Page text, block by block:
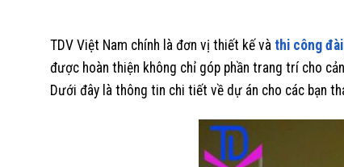
TDV Việt Nam chính là đơn vị thiết kế và thi công
được hoàn thiện không chỉ góp phần trang trí cho
Dưới đây là thông tin chi tiết về dự án cho các bạn